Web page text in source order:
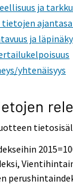
ja
ja
yhtenäisyys